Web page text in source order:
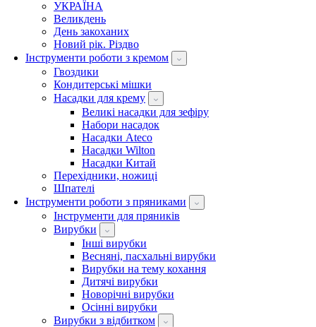
УКРАЇНА
Великдень
День закоханих
Новий рік. Різдво
Інструменти роботи з кремом
Гвоздики
Кондитерські мішки
Насадки для крему
Великі насадки для зефіру
Набори насадок
Насадки Ateco
Насадки Wilton
Насадки Китай
Перехідники, ножиці
Шпателі
Інструменти роботи з пряниками
Інструменти для пряників
Вирубки
Інші вирубки
Весняні, пасхальні вирубки
Вирубки на тему кохання
Дитячі вирубки
Новорічні вирубки
Осінні вирубки
Вирубки з відбитком